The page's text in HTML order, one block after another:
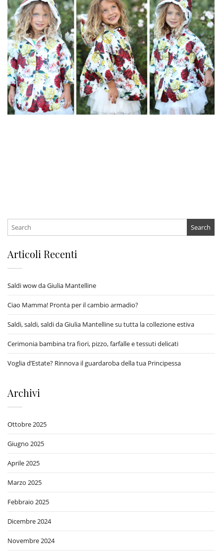
for:
Articoli Recenti
Saldi wow da Giulia Mantelline
Ciao Mamma! Pronta per il cambio armadio?
Saldi, saldi, saldi da Giulia Mantelline su tutta la collezione estiva
Cerimonia bambina tra fiori, pizzo, farfalle e tessuti delicati
Voglia d’Estate? Rinnova il guardaroba della tua Principessa
Archivi
Ottobre 2025
Giugno 2025
Aprile 2025
Marzo 2025
Febbraio 2025
Dicembre 2024
Novembre 2024